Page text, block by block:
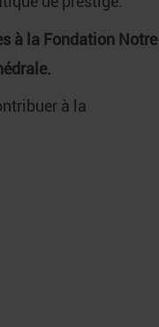
à la Fondation Notre
à la